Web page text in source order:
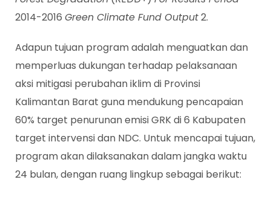
2014-2016 Green Climate Fund Output2.
Adapun tujuan program adalah menguatkan dan
memperluas dukungan terhadap pelaksanaan
aksi mitigasi perubahan iklim di Provinsi
Kalimantan Barat guna mendukung pencapaian
60% target penurunan emisi GRK di 6 Kabupaten
target intervensi dan NDC. Untuk mencapai tujuan,
program akan dilaksanakan dalam jangka waktu
24 bulan, dengan ruang lingkup sebagai berikut: